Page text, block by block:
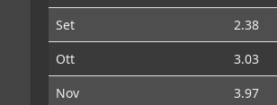
Set
2.38
Ott
3.03
Nov
3.97